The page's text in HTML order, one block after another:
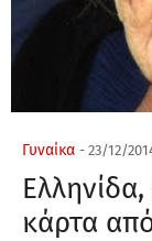
Γυναίκα - 23/12/
κάρτα